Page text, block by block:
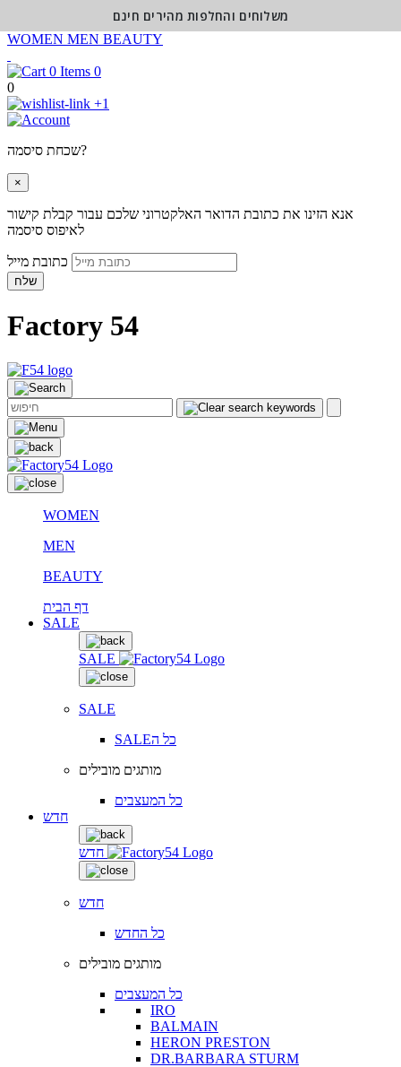
WOMEN MEN BEAUTY
0
0
+1
שכחת סיסמה?
×
אנא הזינו את כתובת הדואר האלקטרוני שלכם עבור קבלת קישור
לאיפוס סיסמה
שלח
Factory 54
WOMEN
MEN
BEAUTY
דף הבית
SALE
SALE
SALE
SALEכל ה
מותגים מובילים
כל המעצבים
חדש
חדש
חדש
כל החדש
מותגים מובילים
כל המעצבים
IRO
BALMAIN
HERON PRESTON
DR.BARBARA STURM
משלוחים והחלפות מהירים חינם